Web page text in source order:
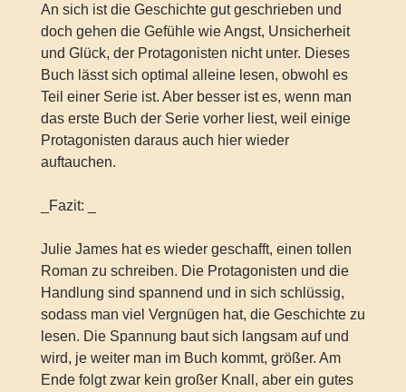
An sich ist die Geschichte gut geschrieben und
doch gehen die Gefühle wie Angst, Unsicherheit
und Glück, der Protagonisten nicht unter. Dieses
Buch lässt sich optimal alleine lesen, obwohl es
Teil einer Serie ist. Aber besser ist es, wenn man
das erste Buch der Serie vorher liest, weil einige
Protagonisten daraus auch hier wieder
auftauchen.
_Fazit: _
Julie James hat es wieder geschafft, einen tollen
Roman zu schreiben. Die Protagonisten und die
Handlung sind spannend und in sich schlüssig,
sodass man viel Vergnügen hat, die Geschichte zu
lesen. Die Spannung baut sich langsam auf und
wird, je weiter man im Buch kommt, größer. Am
Ende folgt zwar kein großer Knall, aber ein gutes